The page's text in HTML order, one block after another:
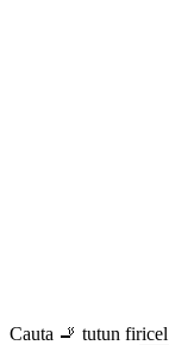
Cauta 🚬 tutun firicel